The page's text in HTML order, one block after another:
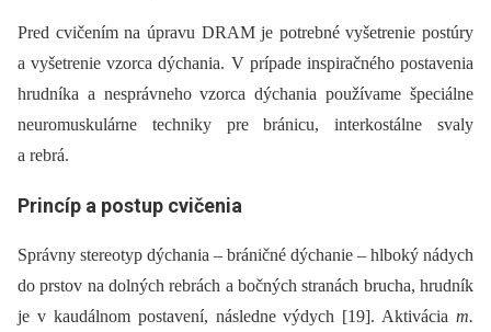
Pred cvičením na úpravu DRAM je potrebné vyšetrenie postúry
a vyšetrenie vzorca dýchania. V prípade inspiračného postavenia
hrudníka a nesprávneho vzorca dýchania používame špeciálne
neuromuskulárne techniky pre bránicu, interkostálne svaly
a rebrá.
Princíp a postup cvičenia
Správny stereotyp dýchania –⁠ bráničné dýchanie –⁠ hlboký nádych
do prstov na dolných rebrách a bočných stranách brucha, hrudník
je v kaudálnom postavení, následne výdych [19]. Aktivácia m.